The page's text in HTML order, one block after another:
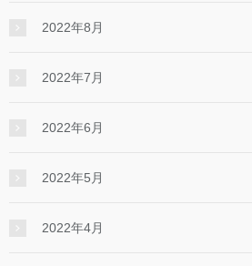
2022年8月
2022年7月
2022年6月
2022年5月
2022年4月